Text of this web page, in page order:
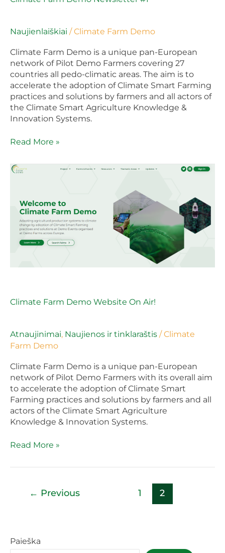
Naujienlaiškiai /Climate Farm Demo
Climate Farm Demo is a unique pan-European
network of Pilot Demo Farmers covering 27
countries all pedo-climatic areas. The aim is to
accelerate the adoption of Climate Smart Farming
practices and solutions by farmers and all actors of
the Climate Smart Agriculture Knowledge &
Innovation Systems.
Read More »
Climate Farm Demo Website On Air!
Atnaujinimai, Naujienos ir tinklaraštis /Climate
Farm Demo
Climate Farm Demo is a unique pan-European
network of Pilot Demo Farmers with its overall aim
to accelerate the adoption of Climate Smart
Farming practices and solutions by farmers and all
actors of the Climate Smart Agriculture
Knowledge & Innovation Systems.
Climate
Website
On
Air!
Read More »
← Previous 1 2
Paieška